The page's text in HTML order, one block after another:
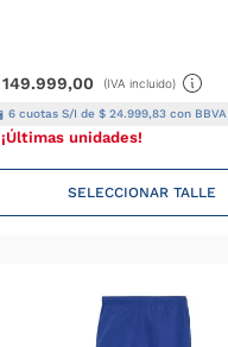
149.999,00 (IVA incluido)
6cuotas S/I de $ 24.999,83con BBVA
¡Últimas unidades!
SELECCIONAR TALLE